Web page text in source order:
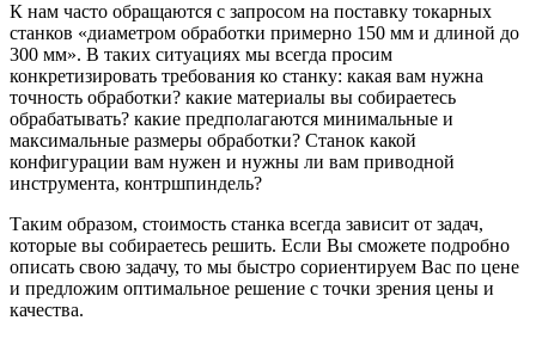
К нам часто обращаются с запросом на поставку токарных
станков «диаметром обработки примерно 150 мм и длиной до
300 мм». В таких ситуациях мы всегда просим
конкретизировать требования ко станку: какая вам нужна
точность обработки? какие материалы вы собираетесь
обрабатывать? какие предполагаются минимальные и
максимальные размеры обработки? Станок какой
конфигурации вам нужен и нужны ли вам приводной
инструмента, контршпиндель?
Таким образом, стоимость станка всегда зависит от задач,
которые вы собираетесь решить. Если Вы сможете подробно
описать свою задачу, то мы быстро сориентируем Вас по цене
и предложим оптимальное решение с точки зрения цены и
качества.